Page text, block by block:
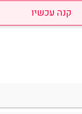
קנה עכשיו